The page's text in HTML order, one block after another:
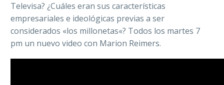
Televisa? ¿Cuáles eran sus características
empresariales e ideológicas previas a ser
considerados «los millonetas«? Todos los martes 7
pm un nuevo video con Marion Reimers.